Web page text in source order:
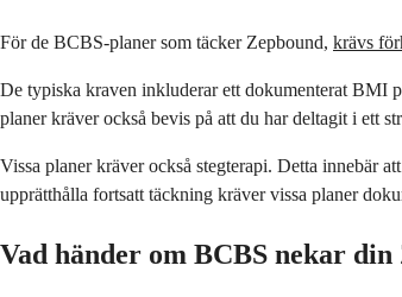
För de BCBS-planer som täcker Zepbound, krävs
De typiska kraven inkluderar ett dokumenterat BMI
planer kräver också bevis på att du har deltagit i ett
Vissa planer kräver också stegterapi. Detta innebär
upprätthålla fortsatt täckning kräver vissa planer
Vad händer om BCBS nekar